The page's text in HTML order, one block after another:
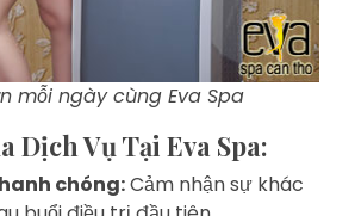
mỗi ngày cùng Eva Spa
Dịch Vụ Tại Eva Spa:
chóng:Cảm nhận sự khác